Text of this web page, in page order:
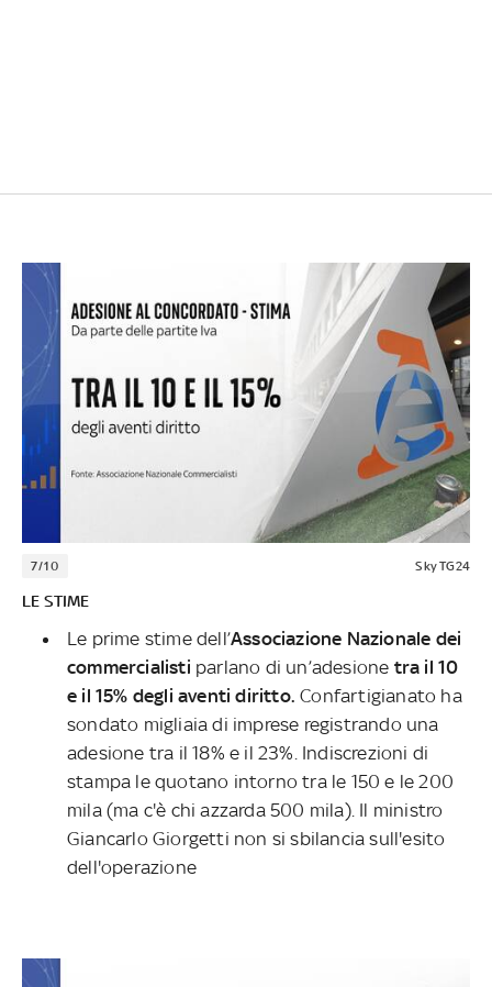
7/10 Sky TG24
LE STIME
Le prime stime dell’Associazione Nazionale dei
commercialisti parlano di un’adesione tra il 10
e il 15% degli aventi diritto.Confartigianato ha
sondato migliaia di imprese registrando una
adesione tra il 18% e il 23%. Indiscrezioni di
stampa le quotano intorno tra le 150 e le 200
mila (ma c'è chi azzarda 500 mila). Il ministro
Giancarlo Giorgetti non si sbilancia sull'esito
dell'operazione